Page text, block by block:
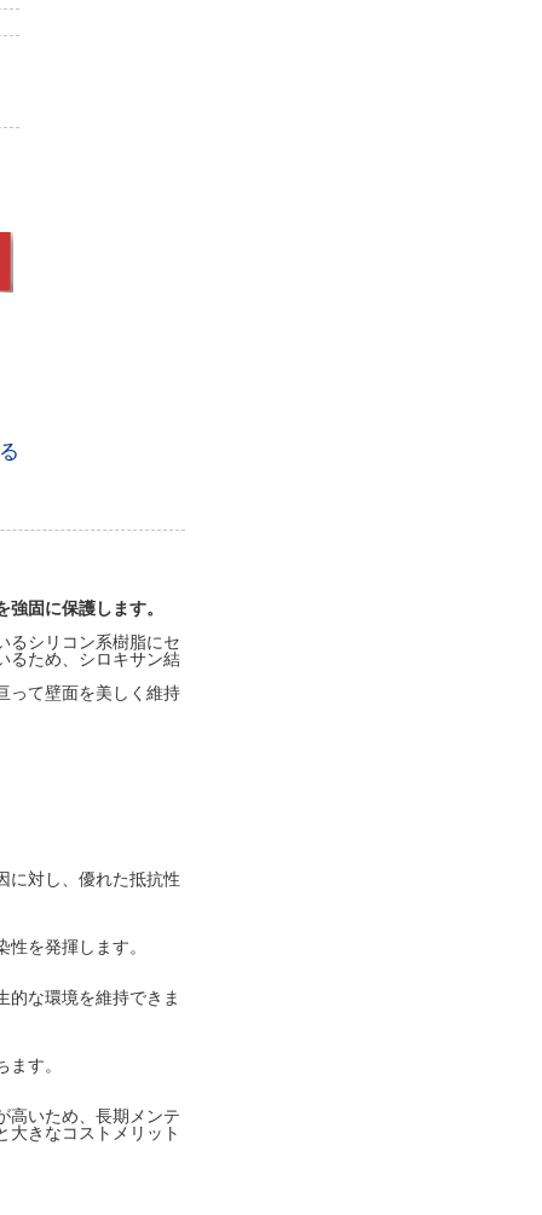
固に保護します。
るシリコン系樹脂にセ
るため、シロキサン結
って壁面を美しく維持
に対し、優れた抵抗性
を発揮します。
的な環境を維持できま
す。
高いため、長期メンテ
大きなコストメリット